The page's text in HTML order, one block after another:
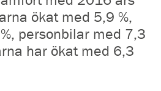
ökat med 5,9 %,
personbilar med 7,3
har ökat med 6,3